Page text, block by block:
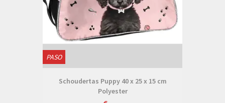
PASO
Schoudertas Puppy 40 x 25 x 15 cm
Polyester